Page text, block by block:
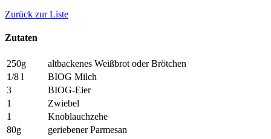
Zurück zur Liste
Zutaten
250g
altbackenes Weißbrot oder Brötchen
1/8 l
BIOG Milch
3
BIOG-Eier
1
Zwiebel
1
Knoblauchzehe
80g
geriebener Parmesan